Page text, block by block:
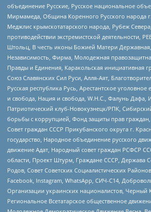
объединение Русские, Русское национальное
Мирмамеда, Община Коренного Русского народа
Меджлис крымскотатарского народа, Рубеж
противодействии экстремистской деятельности,
Штольц, В честь иконы Божией Матери Державная,
Независимость, Фирма, Молодежная
Правды и Единения, Каракольская инициативная
Союз Славянских Сил Руси, Алля-Аят,
Русская республика Русь, Арестантское
и свобода, Нация и свобода, W.H.С., Фалунь Дафа,
Патриотический клуб-Новокузнецк/РПК,
борьбы с коррупцией, Фонд защиты прав
Совет граждан СССР Прикубанского округа г.
государство, Народное объединение русского
движение Адат, Народный совет граждан РСФСР
области, Проект Штурм, Граждане СССР, Держава
Родов, Совет Советских Социалистических
Facebook, Instagram, WhatsApp, СИЧ-С14,
Организации украинских националистов, Черный
Региональное Всетатарское общественное